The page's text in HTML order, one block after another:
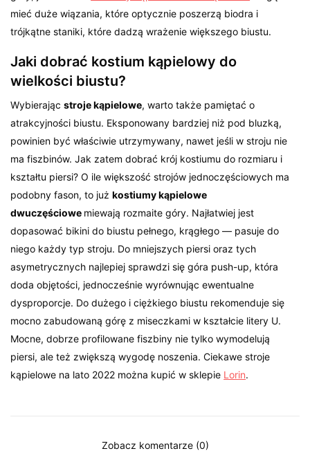
mieć duże wiązania, które optycznie poszerzą biodra i
trójkątne staniki, które dadzą wrażenie większego biustu.
Jaki dobrać kostium kąpielowy do
wielkości biustu?
Wybierającstroje kąpielowe, warto także pamiętać o
atrakcyjności biustu. Eksponowany bardziej niż pod bluzką,
powinien być właściwie utrzymywany, nawet jeśli w stroju nie
ma fiszbinów. Jak zatem dobrać krój kostiumu do rozmiaru i
kształtu piersi? O ile większość strojów jednoczęściowych ma
podobny fason, to jużkostiumy kąpielowe
dwuczęściowe miewają rozmaite góry. Najłatwiej jest
dopasować bikini do biustu pełnego, krągłego — pasuje do
niego każdy typ stroju. Do mniejszych piersi oraz tych
asymetrycznych najlepiej sprawdzi się góra push-up, która
doda objętości, jednocześnie wyrównując ewentualne
dysproporcje. Do dużego i ciężkiego biustu rekomenduje się
mocno zabudowaną górę z miseczkami w kształcie litery U.
Mocne, dobrze profilowane fiszbiny nie tylko wymodelują
piersi, ale też zwiększą wygodę noszenia. Ciekawe stroje
kąpielowe na lato 2022 można kupić w sklepie Lorin.
Zobacz komentarze (0)